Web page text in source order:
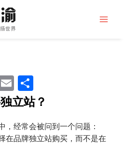
E
m
ail
享
立站？
经常会被问到一个问题：
品牌独立站购买，而不是在